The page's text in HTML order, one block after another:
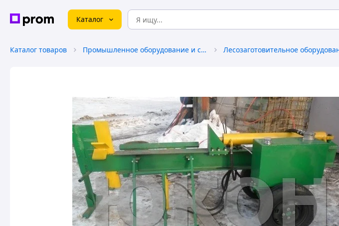
Каталог
Каталог товаров Промышленное оборудование и станки